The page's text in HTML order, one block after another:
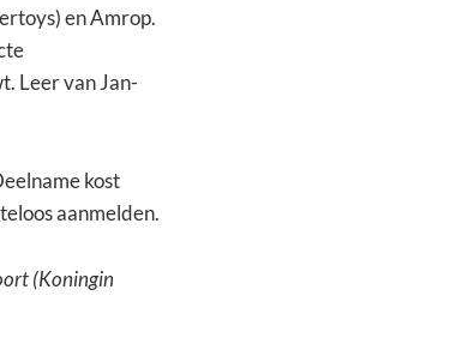
en Amrop.
Leer van Jan-
kost
aanmelden.
(Koningin